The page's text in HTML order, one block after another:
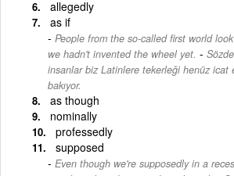
allegedly
as if
People from the so-called first world
we hadn't invented the wheel yet. -
insanlar biz Latinlere tekerleği henüz icat
bakıyor.
as though
nominally
professedly
supposed
Even though we're supposedly in a